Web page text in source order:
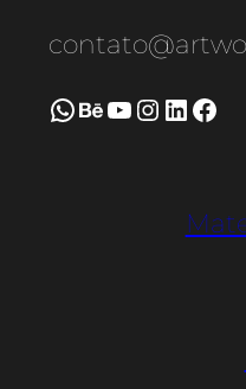
WhatsApp Behance Youtube Instagram LinkedIn Facebook